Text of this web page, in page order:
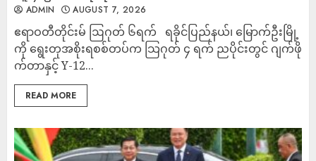
ADMIN AUGUST 7, 2026
‎ဧရာဝတီတိုင်းမ် ‎ဩဂုတ် ၆ရက် ‎ ‎ ရခိုင်ပြည်နယ်၊ မြောက်ဦးမြို့
ကို ရွေးတုအစိုးရစစ်တပ်က သြဂုတ် ၄ ရက် ညပိုင်းတွင် ဂျက်ဖို
က်တာနှင့် Y-12...
READ MORE